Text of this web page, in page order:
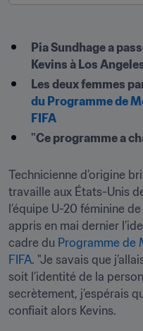
Pia Sundhage a
Kevins à Los
Les deux femmes
du Programme de
FIFA
"Ce programme a
Technicienne d’origine
travaille aux États-Unis
l’équipe U-20 féminine
appris en mai dernier
cadre du Programme de
FIFA. "Je savais que
soit l’identité de la
secrètement, j’espérais
confiait alors Kevins.